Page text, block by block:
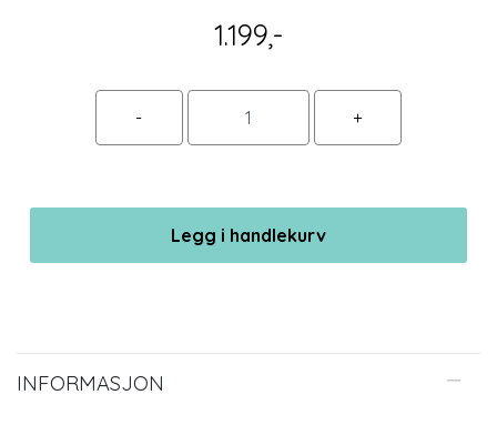
1.199,-
Legg i handlekurv
INFORMASJON